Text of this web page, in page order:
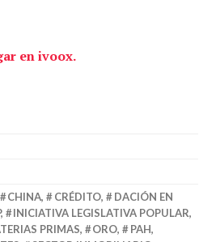
en ivoox.
CHINA, CRÉDITO,
DACIÓN EN
, INICIATIVA LEGISLATIVA POPULAR,
PRIMAS, ORO, PAH,